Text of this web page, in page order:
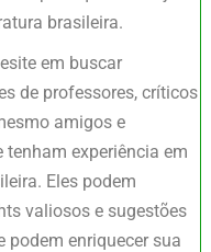
brasileira.
em buscar
de professores, críticos
amigos e
experiência em
Eles podem
valiosos e sugestões
podem enriquecer sua